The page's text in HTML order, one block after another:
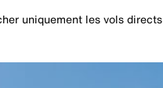
uniquement les vols directs